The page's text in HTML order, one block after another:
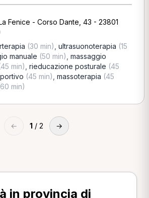
Fenice - Corso Dante, 43 - 23801
(30 min) ultrasuonoterapia (15
manuale (50 min) massaggio
min) rieducazione posturale (45
(45 min) massoterapia (45
min)
← 1 / 2 →
in provincia di